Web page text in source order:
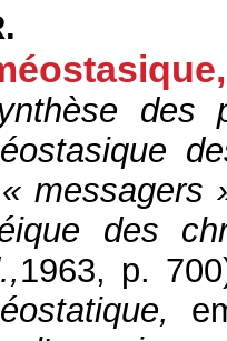
des
messagers
des
1963, p.